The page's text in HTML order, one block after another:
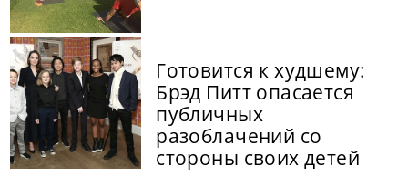
Готовится к худшему:
Брэд Питт опасается
публичных
разоблачений со
стороны своих детей